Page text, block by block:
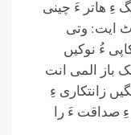
ءِ ھاتر ءَ چینی
لوٹ ایت: وتی
ءُ نوکیں
باز المی انت
زانتکاری ءِ
صداقت ءَ را